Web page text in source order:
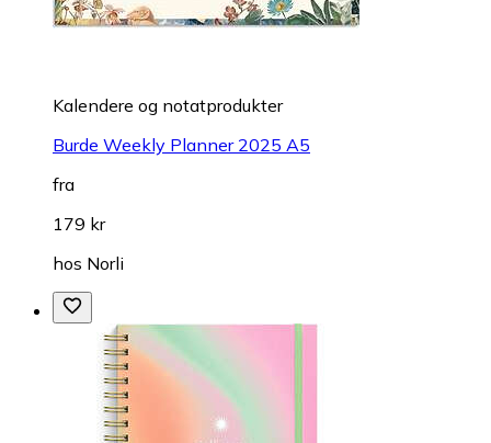
Kalendere og notatprodukter
Burde Weekly Planner 2025 A5
fra
179 kr
hos Norli